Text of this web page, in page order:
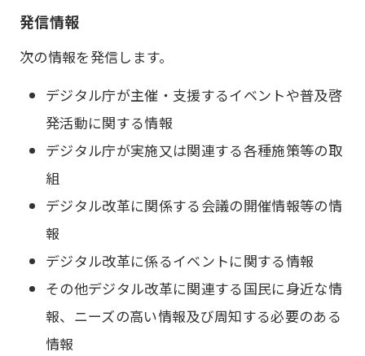
発信情報
次の情報を発信します。
デジタル庁が主催・支援するイベントや普及啓
発活動に関する情報
デジタル庁が実施又は関連する各種施策等の取
組
デジタル改革に関係する会議の開催情報等の情
報
デジタル改革に係るイベントに関する情報
その他デジタル改革に関連する国民に身近な情
報、ニーズの高い情報及び周知する必要のある
情報